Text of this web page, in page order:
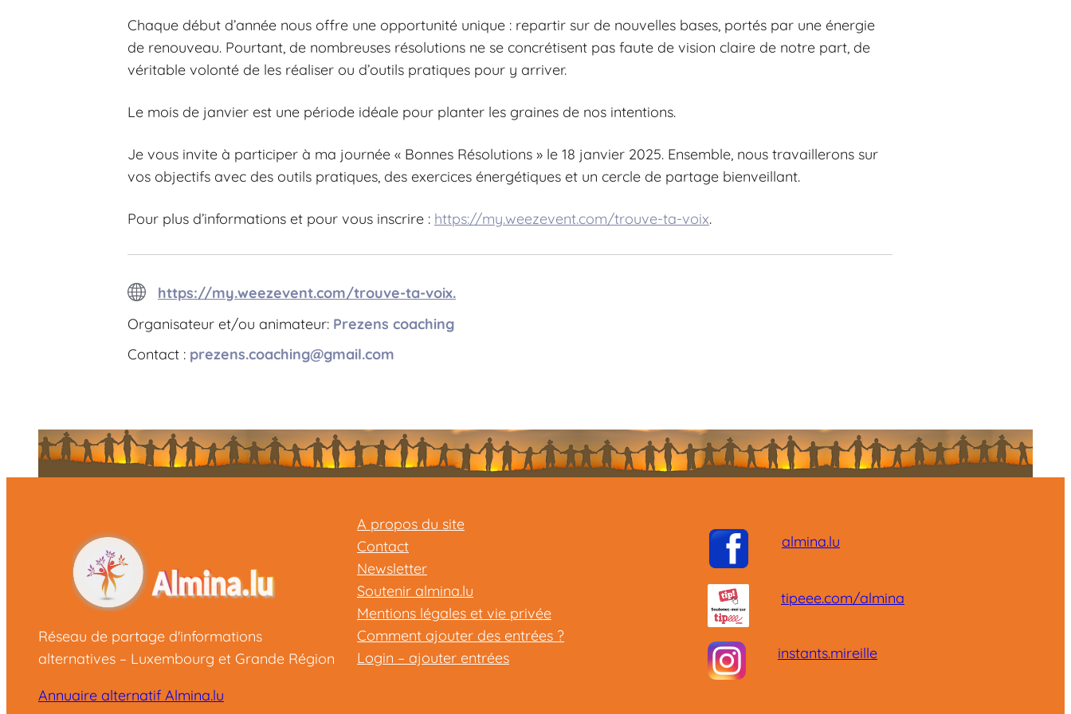
Chaque début d’année nous offre une opportunité unique : repartir sur de nouvelles bases, portés par une énergie
de renouveau. Pourtant, de nombreuses résolutions ne se concrétisent pas faute de vision claire de notre part, de
véritable volonté de les réaliser ou d’outils pratiques pour y arriver.
Le mois de janvier est une période idéale pour planter les graines de nos intentions.
Je vous invite à participer à ma journée « Bonnes Résolutions » le 18 janvier 2025. Ensemble, nous travaillerons sur
vos objectifs avec des outils pratiques, des exercices énergétiques et un cercle de partage bienveillant.
Pour plus d’informations et pour vous inscrire : https://my.weezevent.com/trouve-ta-voix.
https://my.weezevent.com/trouve-ta-voix.
Organisateur et/ou animateur: Prezens coaching
Contact : prezens.coaching@gmail.com
Réseau de partage d'informations
alternatives – Luxembourg et Grande Région
Annuaire alternatif Almina.lu
A propos du site
Contact
Newsletter
Soutenir almina.lu
Mentions légales et vie privée
Comment ajouter des entrées ?
Login – ajouter entrées
almina.lu
tipeee.com/almina
instants.mireille